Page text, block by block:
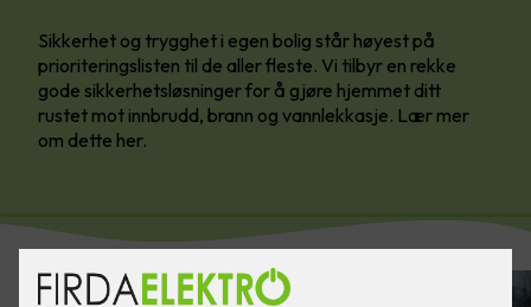
Sikkerhet og trygghet i egen bolig står høyest på
prioriteringslisten til de aller fleste. Vi tilbyr en rekke
gode sikkerhetsløsninger for å gjøre hjemmet ditt
rustet mot innbrudd, brann og vannlekkasje. Lær mer
om dette her.